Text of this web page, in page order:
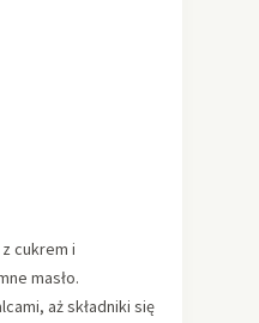
cukrem i
masło.
aż składniki się